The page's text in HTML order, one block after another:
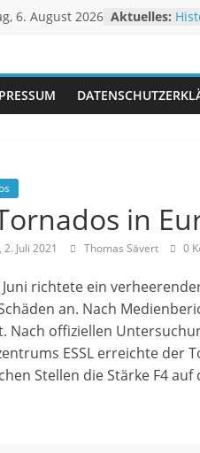
6. August 2026 Aktuelles:
in
Juli 2021 Thomas Sävert 0
Juni richtete ein
an. Nach
Nach offiziellen
ESSL erreichte der
Stellen die Stärke F4